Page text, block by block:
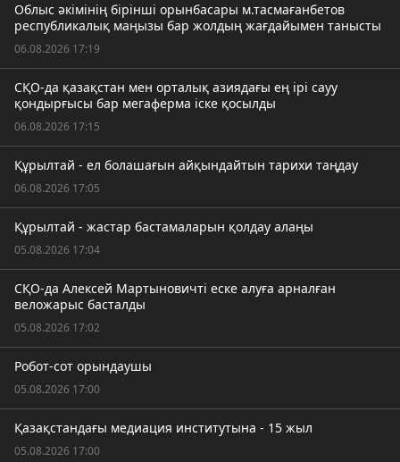
Облыс әкімінің бірінші орынбасары м.тасмағанбетов
республикалық маңызы бар жолдың жағдайымен танысты
06.08.2026 17:19
СҚО-да қазақстан мен орталық азиядағы ең ірі сауу
қондырғысы бар мегаферма іске қосылды
06.08.2026 17:15
Құрылтай - ел болашағын айқындайтын тарихи таңдау
06.08.2026 17:05
Құрылтай - жастар бастамаларын қолдау алаңы
05.08.2026 17:04
СҚО-да Алексей Мартыновичті еске алуға арналған
веложарыс басталды
05.08.2026 17:02
Робот-сот орындаушы
05.08.2026 17:00
Қазақстандағы медиация институтына - 15 жыл
05.08.2026 17:00